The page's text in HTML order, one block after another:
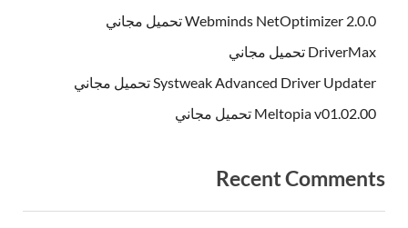
Webminds NetOptimizer 2.0.0 تحميل مجاني
DriverMax تحميل مجاني
Systweak Advanced Driver Updater تحميل مجاني
Meltopia v01.02.00 تحميل مجاني
Recent Comments